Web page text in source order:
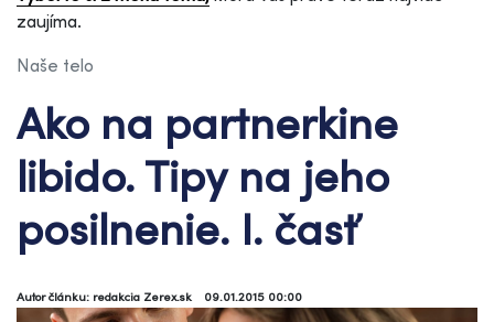
zaujíma.
Naše telo
Ako na partnerkine
libido. Tipy na jeho
posilnenie. I. časť
Autor článku: redakcia Zerex.sk 09.01.2015 00:00